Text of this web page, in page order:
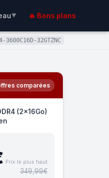
▼ 🔥 Bons plans
3600C16D-32GTZNC
comparées
(2x16Go)
Prix le plus haut
349,99€